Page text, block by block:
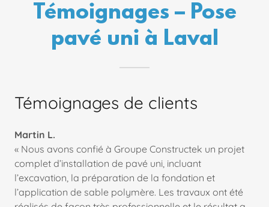
Témoignages – Pose
pavé uni à Laval
Témoignages de clients
Martin L.
« Nous avons confié à Groupe Constructek un projet
complet d’installation de pavé uni, incluant
l’excavation, la préparation de la fondation et
l’application de sable polymère. Les travaux ont été